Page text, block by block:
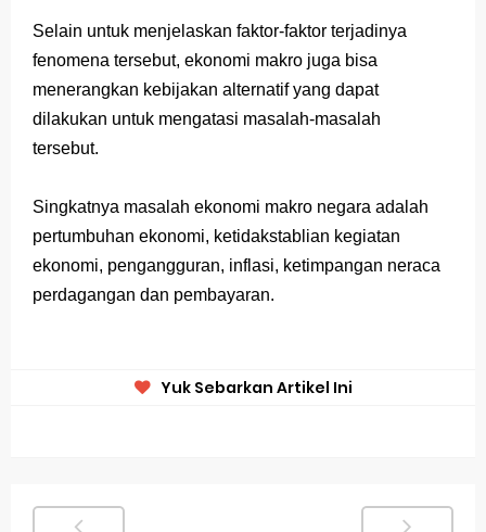
Selain untuk menjelaskan faktor-faktor terjadinya
fenomena tersebut, ekonomi makro juga bisa
menerangkan kebijakan alternatif yang dapat
dilakukan untuk mengatasi masalah-masalah
tersebut.
Singkatnya masalah ekonomi makro negara adalah
pertumbuhan ekonomi, ketidakstablian kegiatan
ekonomi, pengangguran, inflasi, ketimpangan neraca
perdagangan dan pembayaran.
Yuk Sebarkan Artikel Ini